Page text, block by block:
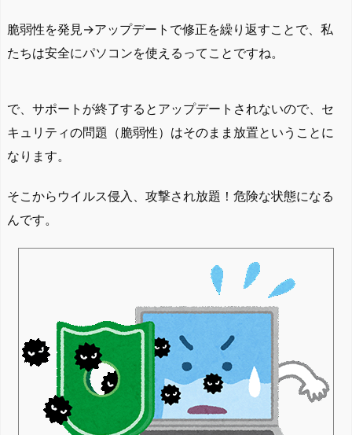
脆弱性を発見→アップデートで修正を繰り返すことで、私
たちは安全にパソコンを使えるってことですね。
で、サポートが終了するとアップデートされないので、セ
キュリティの問題（脆弱性）はそのまま放置ということに
なります。
そこからウイルス侵入、攻撃され放題！危険な状態になる
んです。